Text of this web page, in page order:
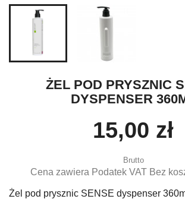
ŻEL POD PRYSZNIC
DYSPENSER
15,00 zł
Brutto
Cena zawiera Podatek VAT Bez
Żel pod prysznic SENSE dyspenser